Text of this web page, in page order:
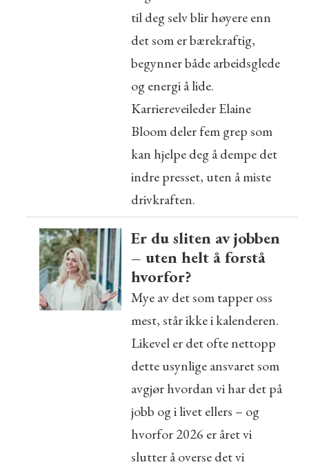
til deg selv blir høyere enn
det som er bærekraftig,
begynner både arbeidsglede
og energi å lide.
Karriereveileder Elaine
Bloom deler fem grep som
kan hjelpe deg å dempe det
indre presset, uten å miste
drivkraften.
Er du sliten av jobben
– uten helt å forstå
hvorfor?
Mye av det som tapper oss
mest, står ikke i kalenderen.
Likevel er det ofte nettopp
dette usynlige ansvaret som
avgjør hvordan vi har det på
jobb og i livet ellers – og
hvorfor 2026 er året vi
slutter å overse det vi